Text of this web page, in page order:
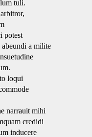
tuli.
potest
a milite
loqui
narrauit mihi
credidi
inducere